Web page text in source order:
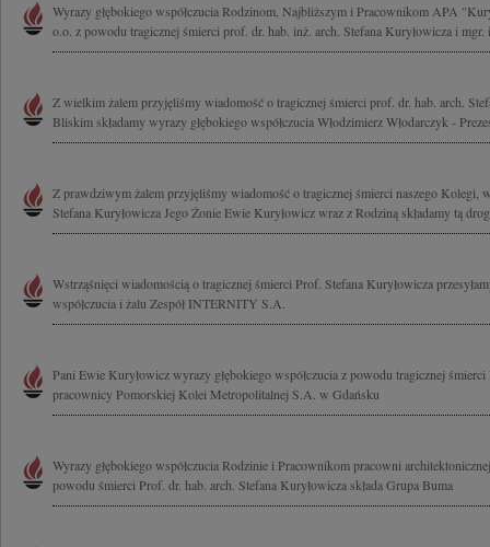
Wyrazy głębokiego współczucia Rodzinom, Najbliższym i Pracownikom APA
o.o. z powodu tragicznej śmierci prof. dr. hab. inż. arch. Stefana Kuryłowicza i mgr.
Z wielkim żalem przyjęliśmy wiadomość o tragicznej śmierci prof. dr. hab. arch.
Bliskim składamy wyrazy głębokiego współczucia Włodzimierz Włodarczyk -
Z prawdziwym żalem przyjęliśmy wiadomość o tragicznej śmierci naszego Kolegi,
Stefana Kuryłowicza Jego Żonie Ewie Kuryłowicz wraz z Rodziną składamy tą
Wstrząśnięci wiadomością o tragicznej śmierci Prof. Stefana Kuryłowicza
współczucia i żalu Zespół INTERNITY S.A.
Pani Ewie Kuryłowicz wyrazy głębokiego współczucia z powodu tragicznej śmierci
pracownicy Pomorskiej Kolei Metropolitalnej S.A. w Gdańsku
Wyrazy głębokiego współczucia Rodzinie i Pracownikom pracowni
powodu śmierci Prof. dr. hab. arch. Stefana Kuryłowicza składa Grupa Buma